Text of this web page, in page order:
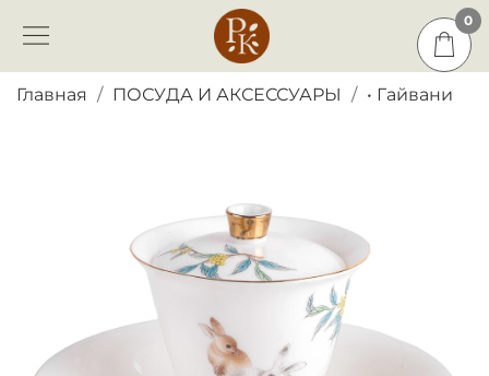
0
Главная ПОСУДА И АКСЕССУАРЫ • Гайвани
0